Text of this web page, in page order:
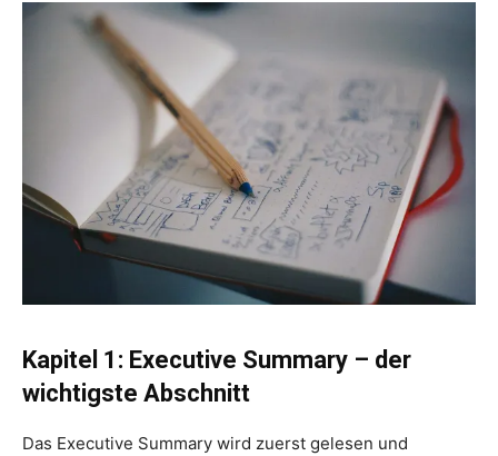
Kapitel 1: Executive Summary – der
wichtigste Abschnitt
Das Executive Summary wird zuerst gelesen und